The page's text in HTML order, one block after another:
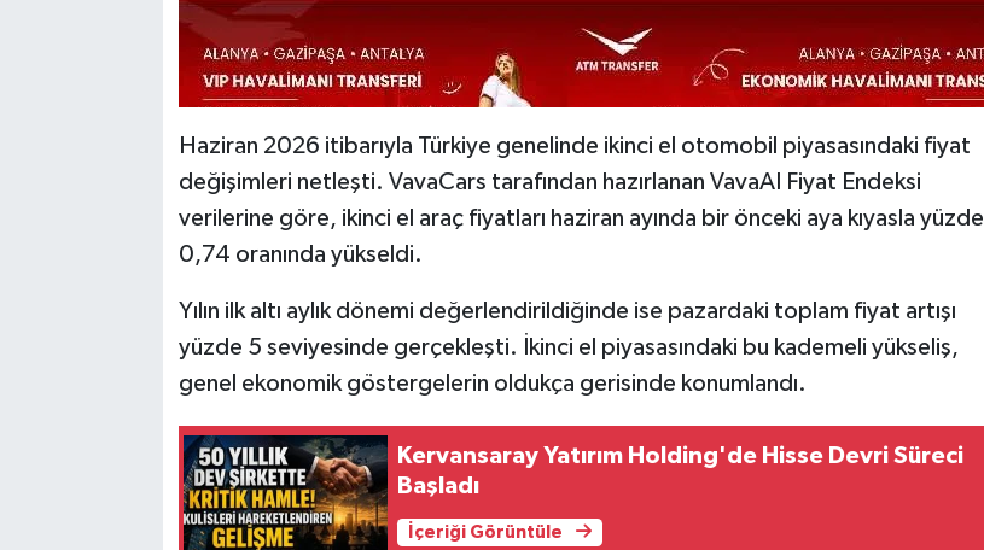
Haziran 2026 itibarıyla Türkiye genelinde ikinci el otomobil piyasasındaki fiyat
değişimleri netleşti. VavaCars tarafından hazırlanan VavaAI Fiyat Endeksi
verilerine göre, ikinci el araç fiyatları haziran ayında bir önceki aya kıyasla yüzde
0,74 oranında yükseldi.
Yılın ilk altı aylık dönemi değerlendirildiğinde ise pazardaki toplam fiyat artışı
yüzde 5 seviyesinde gerçekleşti. İkinci el piyasasındaki bu kademeli yükseliş,
genel ekonomik göstergelerin oldukça gerisinde konumlandı.
Kervansaray Yatırım Holding'de Hisse Devri Süreci
Başladı
İçeriği Görüntüle